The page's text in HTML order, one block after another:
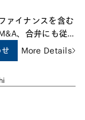
ァイナンスを含む
、合弁にも従
More Details